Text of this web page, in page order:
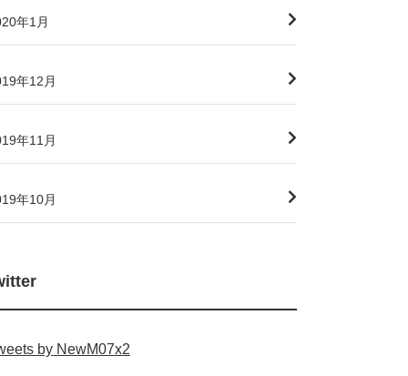
年1月
年12月
年11月
年10月
by NewM07x2